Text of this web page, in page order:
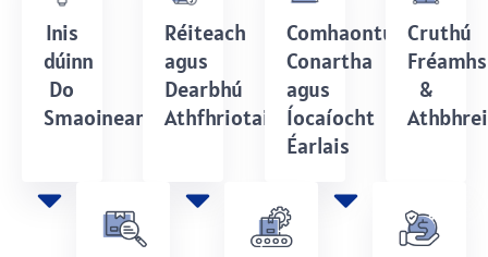
Inis
dúinn
Do
Smaoineamh
Réiteach
agus
Dearbhú
Athfhriotail
Comhaontú
Conartha
agus
Íocaíocht
Éarlais
Cruthú
&